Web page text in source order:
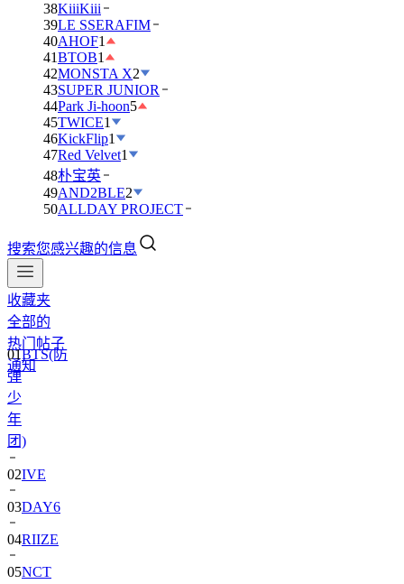
38KiiiKiii
39LE SSERAFIM
40AHOF1
41BTOB1
42MONSTA X2
43SUPER JUNIOR
44Park Ji-hoon5
45TWICE1
46KickFlip1
47Red Velvet1
48朴宝英
49AND2BLE2
50ALLDAY PROJECT
搜索您感兴趣的信息
收藏夹
全部的
热门帖子
通知
01BTS(防
弹
少
年
团)
02IVE
03DAY6
04RIIZE
05NCT
06BLACKPINK